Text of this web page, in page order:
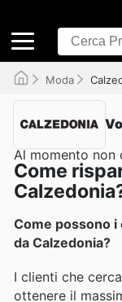
Moda
Al momento
Come
Come possono
da Calzedonia?
I clienti che
ottenere il